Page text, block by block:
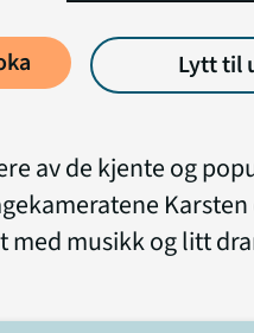
Lytt til
av de kjente og
Karsten
musikk og litt